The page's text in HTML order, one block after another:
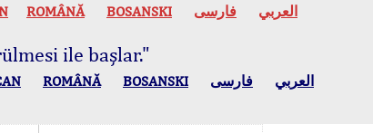
ROMÂNĂ BOSANSKI العربي فارسی
ile başlar."
ROMÂNĂ BOSANSKI العربي فارسی